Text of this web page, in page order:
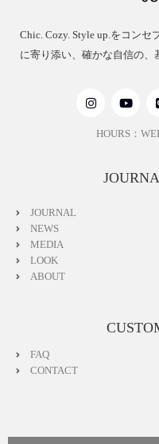
Chic. Cozy. Style up.をコン
に寄り添い、確かな自信の
HOURS：
JOURNAL
NEWS
MEDIA
LOOK
ABOUT
FAQ
CONTACT